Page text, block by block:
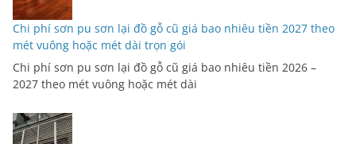
Chi phí sơn pu sơn lại đồ gỗ cũ giá bao nhiêu tiền 2027 theo
mét vuông hoặc mét dài trọn gói
Chi phí sơn pu sơn lại đồ gỗ cũ giá bao nhiêu tiền 2026 –
2027 theo mét vuông hoặc mét dài